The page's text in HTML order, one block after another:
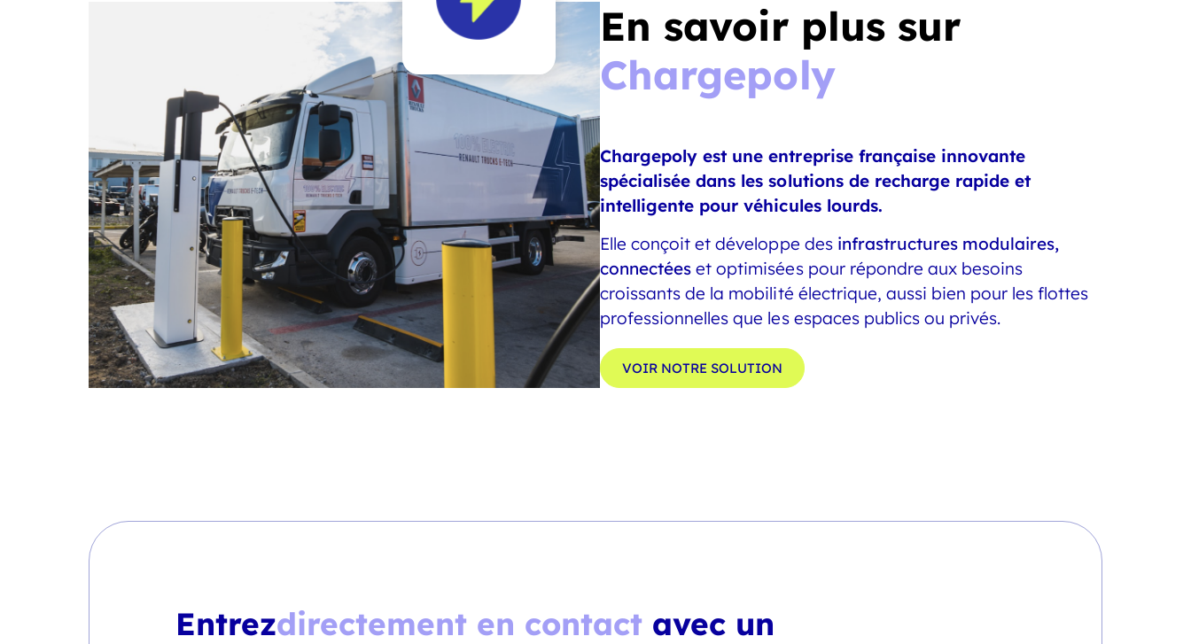
En savoir plus sur
Chargepoly
Chargepoly est une entreprise française innovante
spécialisée dans les solutions de recharge rapide et
intelligente pour véhicules lourds.
Elle conçoit et développe des infrastructures modulaires,
connectées et optimisées pour répondre aux besoins
croissants de la mobilité électrique, aussi bien pour les flottes
professionnelles que les espaces publics ou privés.
VOIR NOTRE SOLUTION
Entrezdirectement en contact avec un